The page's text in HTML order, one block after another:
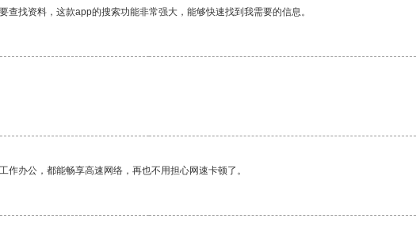
找资料，这款app的搜索功能非常强大，能够快速找到我需要的信息。
办公，都能畅享高速网络，再也不用担心网速卡顿了。